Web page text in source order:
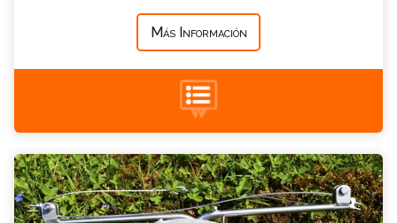
Más Información
+34 935 900 007
Draga Van Veen Consulta
Por favor completa el formulario, un miembro
de nuestro equipo contactara contigo en
breve